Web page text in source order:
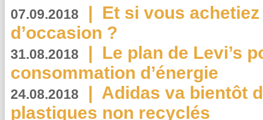
07.09.2018 | Et si vous
d’occasion ?
31.08.2018 | Le plan de Levi’s
consommation d’énergie
24.08.2018 | Adidas va bientôt
plastiques non recyclés